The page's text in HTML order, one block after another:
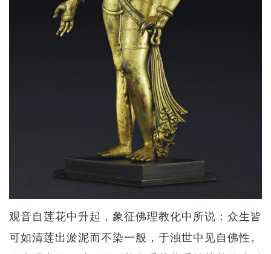
观音自莲花中升起，象征佛理教化中所说：众生皆
可如清莲出淤泥而不染一般，于浊世中见自佛性。